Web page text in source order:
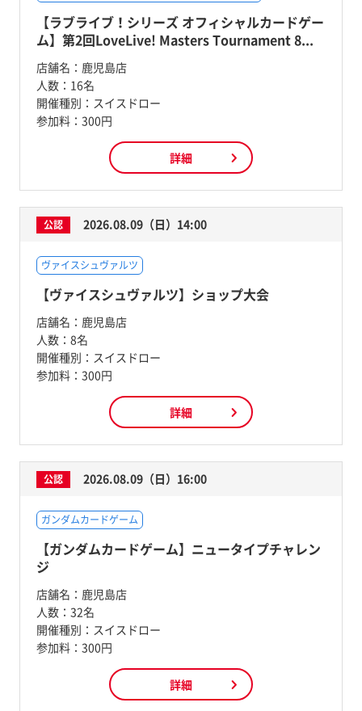
【ラブライブ！シリーズ オフィシャルカードゲー
ム】第2回LoveLive! Masters Tournament 8...
店舗名： 鹿児島店
人数： 16名
開催種別： スイスドロー
参加料： 300円
詳細
公認 2026.08.09（日）14:00
ヴァイスシュヴァルツ
【ヴァイスシュヴァルツ】ショップ大会
店舗名： 鹿児島店
人数： 8名
開催種別： スイスドロー
参加料： 300円
詳細
公認 2026.08.09（日）16:00
ガンダムカードゲーム
【ガンダムカードゲーム】ニュータイプチャレン
ジ
店舗名： 鹿児島店
人数： 32名
開催種別： スイスドロー
参加料： 300円
詳細